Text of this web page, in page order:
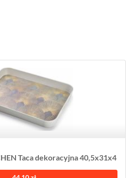
Taca dekoracyjna 40,5x31x4